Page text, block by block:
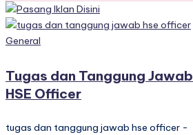
Posted
General
Tugas dan Tanggung Jawab
HSE Officer
tugas dan tanggung jawab hse officer -